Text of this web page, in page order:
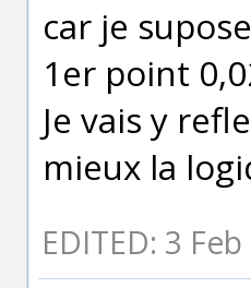
car je
1er point
Je vais y
mieux la
EDITED: 3